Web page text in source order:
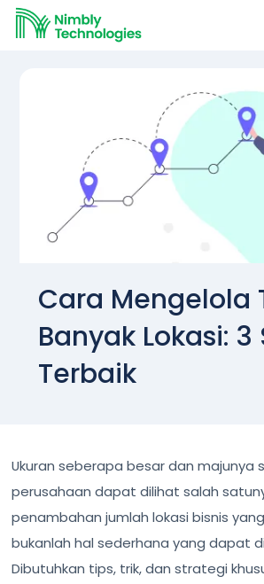
Cara Mengelola
Banyak Lokasi: 3
Terbaik
Ukuran seberapa besar dan majunya
perusahaan dapat dilihat salah
penambahan jumlah lokasi bisnis yang
bukanlah hal sederhana yang dapat
Dibutuhkan tips, trik, dan strategi